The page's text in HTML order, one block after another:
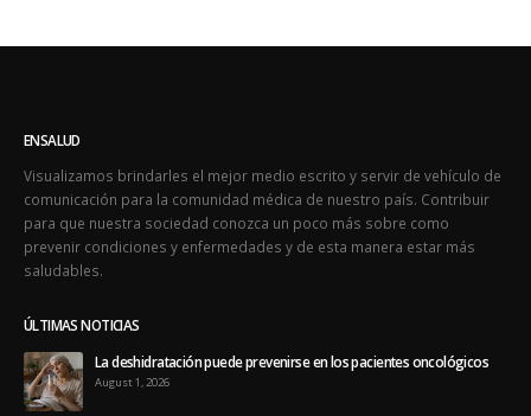
ENSALUD
Visualizamos brindarles el mejor medio escrito y servir de vehículo de
comunicación para la comunidad médica de nuestro país. Contribuir
para que nuestra sociedad conozca un poco más sobre como
prevenir condiciones y enfermedades y de esta manera estar más
saludables.
ÚLTIMAS NOTICIAS
La deshidratación puede prevenirse en los pacientes oncológicos
August 1, 2026